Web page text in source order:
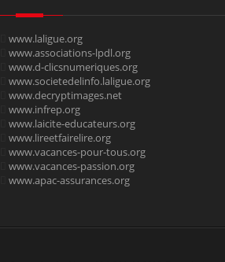
www.laligue.org
www.associations-lpdl.org
www.d-clicsnumeriques.org
www.societedelinfo.laligue.org
www.decryptimages.net
www.infrep.org
www.laicite-educateurs.org
www.lireetfairelire.org
www.vacances-pour-tous.org
www.vacances-passion.org
www.apac-assurances.org